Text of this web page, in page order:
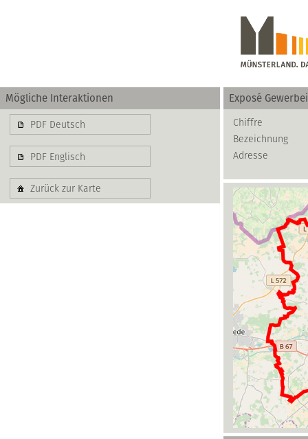
basierend auf
Mögliche Interaktionen
PDF Deutsch
PDF Englisch
Zurück zur Karte
Exposé
Chiffre
Bezeichnung
Adresse